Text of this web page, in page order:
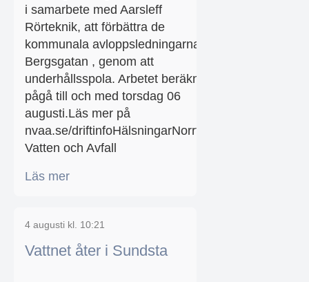
i samarbete med Aarsleff
Rörteknik, att förbättra de
kommunala avloppsledningarna
Bergsgatan , genom att
underhållsspola. Arbetet beräknas
pågå till och med torsdag 06
augusti.Läs mer på
nvaa.se/driftinfoHälsningarNorrtälje
Vatten och Avfall
Läs mer
4 augusti kl. 10:21
Vattnet åter i Sundsta